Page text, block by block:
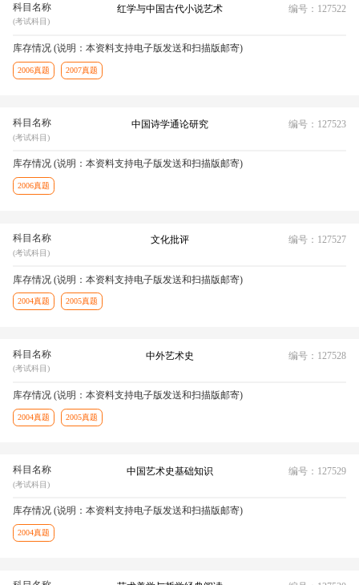
科目名称
(考试科目)
红学与中国古代小说艺术 编号：127522
库存情况 (说明：本资料支持电子版发送和扫描版邮寄)
2006真题 2007真题
科目名称
(考试科目)
中国诗学通论研究 编号：127523
库存情况 (说明：本资料支持电子版发送和扫描版邮寄)
2006真题
科目名称
(考试科目)
文化批评 编号：127527
库存情况 (说明：本资料支持电子版发送和扫描版邮寄)
2004真题 2005真题
科目名称
(考试科目)
中外艺术史 编号：127528
库存情况 (说明：本资料支持电子版发送和扫描版邮寄)
2004真题 2005真题
科目名称
(考试科目)
中国艺术史基础知识 编号：127529
库存情况 (说明：本资料支持电子版发送和扫描版邮寄)
2004真题